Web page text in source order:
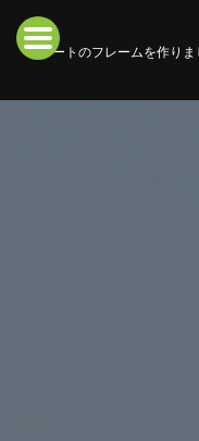
シートのフレームを作り